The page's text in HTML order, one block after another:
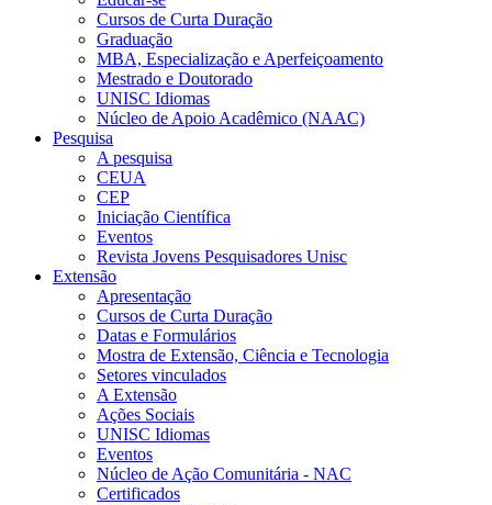
Cursos de Curta Duração
Graduação
MBA, Especialização e Aperfeiçoamento
Mestrado e Doutorado
UNISC Idiomas
Núcleo de Apoio Acadêmico (NAAC)
Pesquisa
A pesquisa
CEUA
CEP
Iniciação Científica
Eventos
Revista Jovens Pesquisadores Unisc
Extensão
Apresentação
Cursos de Curta Duração
Datas e Formulários
Mostra de Extensão, Ciência e Tecnologia
Setores vinculados
A Extensão
Ações Sociais
UNISC Idiomas
Eventos
Núcleo de Ação Comunitária - NAC
Certificados